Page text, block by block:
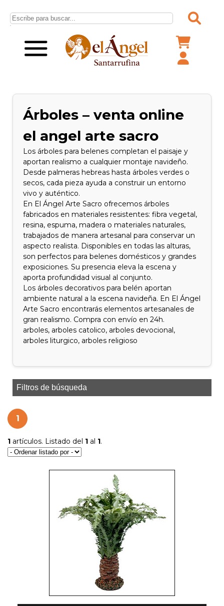
Árboles – venta online
el angel arte sacro
Los árboles para belenes completan el paisaje y
aportan realismo a cualquier montaje navideño.
Desde palmeras hebreas hasta árboles verdes o
secos, cada pieza ayuda a construir un entorno
vivo y auténtico.
En El Ángel Arte Sacro ofrecemos árboles
fabricados en materiales resistentes: fibra vegetal,
resina, espuma, madera o materiales naturales,
trabajados de manera artesanal para conservar un
aspecto realista. Disponibles en todas las alturas,
son perfectos para belenes domésticos y grandes
exposiciones. Su presencia eleva la escena y
aporta profundidad visual al conjunto.
Los árboles decorativos para belén aportan
ambiente natural a la escena navideña. En El Ángel
Arte Sacro encontrarás elementos artesanales de
gran realismo. Compra con envío en 24h.
arboles, arboles catolico, arboles devocional,
arboles liturgico, arboles religioso
Filtros de búsqueda
1
1 artículos. Listado del 1 al 1.